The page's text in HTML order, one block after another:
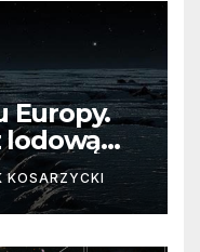
Europy.
lodową
KOSARZYCKI